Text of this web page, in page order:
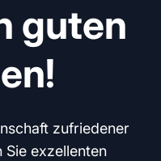
guten
zufriedener
Sie exzellenten